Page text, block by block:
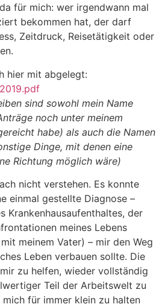
für mich: wer irgendwann mal
bekommen hat, der darf
Zeitdruck, Reisetätigkeit oder
hier mit abgelegt:
sind sowohl mein Name
noch unter meinem
habe) als auch die Namen
Dinge, mit denen eine
Richtung möglich wäre)
nicht verstehen. Es konnte
einmal gestellte Diagnose –
Krankenhausaufenthaltes, der
meines Lebens
meinem Vater) – mir den Weg
Leben verbauen sollte. Die
zu helfen, wieder vollständig
Teil der Arbeitswelt zu
für immer klein zu halten